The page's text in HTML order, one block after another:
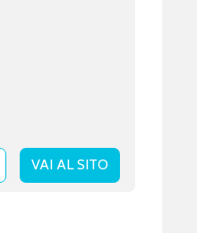
VAI AL SITO